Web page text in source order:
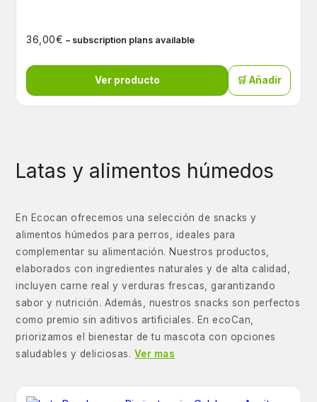
36,00€ – subscription plans available
Ver producto 🛒 Añadir
Latas y alimentos húmedos
En Ecocan ofrecemos una selección de snacks y
alimentos húmedos para perros, ideales para
complementar su alimentación. Nuestros productos,
elaborados con ingredientes naturales y de alta calidad,
incluyen carne real y verduras frescas, garantizando
sabor y nutrición. Además, nuestros snacks son perfectos
como premio sin aditivos artificiales. En ecoCan,
priorizamos el bienestar de tu mascota con opciones
saludables y deliciosas. Ver mas